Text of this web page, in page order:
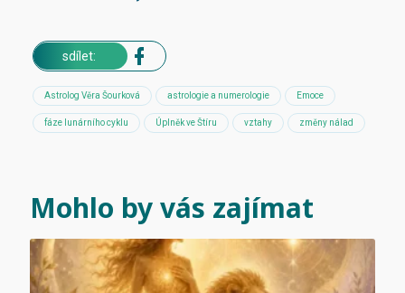
sdílet:
Astrolog Věra Šourková astrologie a numerologie Emoce
fáze lunárního cyklu Úplněk ve Štíru vztahy změny nálad
Mohlo by vás zajímat